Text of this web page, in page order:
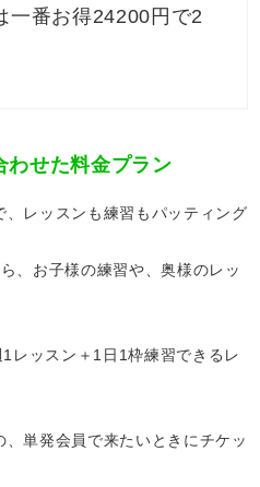
一番お得24200円で2
わせた料金プラン
レッスンも練習もパッティング
、お子様の練習や、奥様のレッ
レッスン＋1日1枠練習できるレ
単発会員で来たいときにチケッ